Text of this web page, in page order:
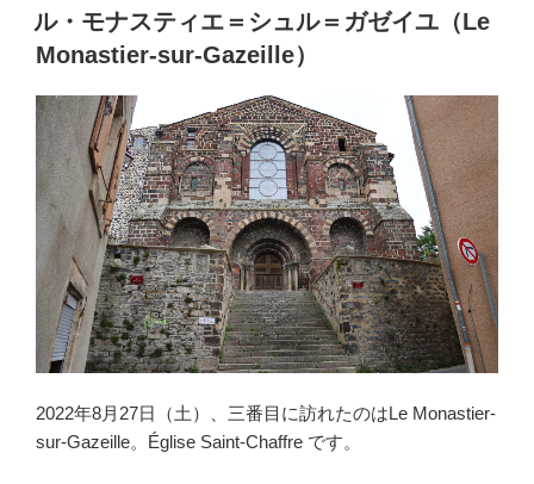
稿
日:
ル・モナスティエ＝シュル＝ガゼイユ（Le
Monastier-sur-Gazeille）
2022年8月27日（土）、三番目に訪れたのはLe Monastier-
sur-Gazeille。Église Saint-Chaffre です。